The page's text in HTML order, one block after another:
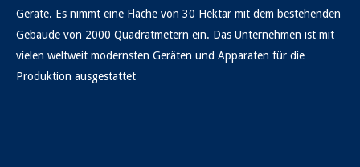
Geräte. Es nimmt eine Fläche von 30 Hektar mit dem bestehenden
Gebäude von 2000 Quadratmetern ein. Das Unternehmen ist mit
vielen weltweit modernsten Geräten und Apparaten für die
Produktion ausgestattet